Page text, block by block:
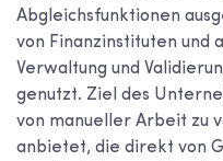
Abgleichsfunktionen
von Finanzinstituten und
Verwaltung und
genutzt. Ziel des
von manueller Arbeit zu
anbietet, die direkt von